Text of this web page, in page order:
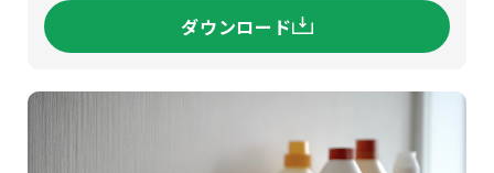
ダウンロード